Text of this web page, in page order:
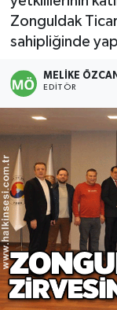
Zonguldak
sahipliğinde
MELIKE ÖZCAN
EDITÖR
Devrek
Bolu
ÇEVRE
BİLİM VE
DUNYA
Düzce
Eğitim